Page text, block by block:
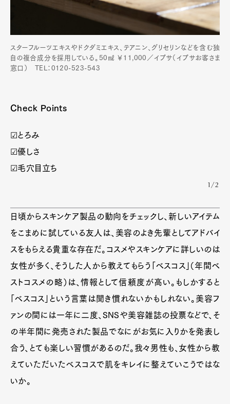
スターフルーツエキスやドクダミエキス、テアニン、グリセリンなどを含む独
自の複合成分を採用している。50㎖ ￥11,000／イプサ（イプサお客さま
窓口） TEL：0120-523-543
Check Points
☑とろみ
☑優しさ
☑毛穴目立ち
1/2
日頃からスキンケア製品の動向をチェックし、新しいアイテム
をこまめに試している友人は、美容のよき先輩としてアドバイ
スをもらえる貴重な存在だ。コスメやスキンケアに詳しいのは
女性が多く、そうした人から教えてもらう「ベスコス」（年間ベ
ストコスメの略）は、情報として信頼度が高い。もしかすると
「ベスコス」という言葉は聞き慣れないかもしれない。美容フ
ァンの間には一年に二度、SNSや美容雑誌の投票などで、そ
の半年間に発売された製品でなにがお気に入りかを発表し
合う、とても楽しい習慣があるのだ。我々男性も、女性から教
えていただいたベスコスで肌をキレイに整えていこうではな
いか。